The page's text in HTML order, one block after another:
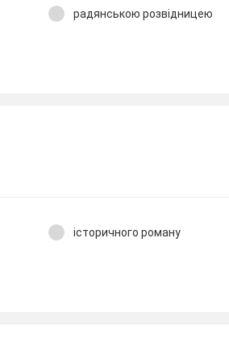
радянською розвідницею
історичного роману